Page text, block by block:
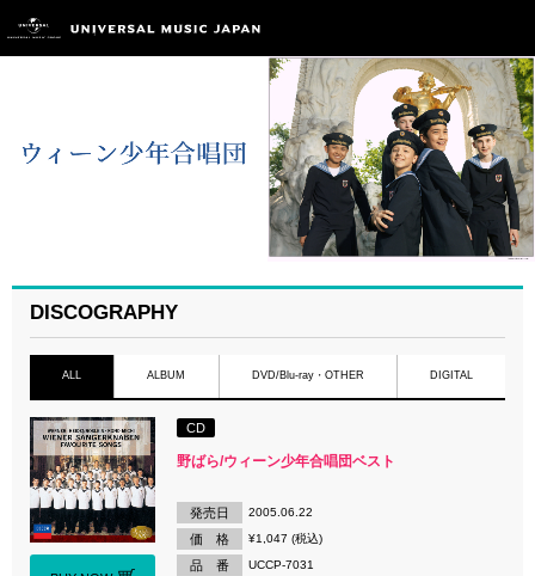
DISCOGRAPHY
ALL ALBUM DVD/Blu-ray・OTHER DIGITAL
CD
野ばら/ウィーン少年合唱団ベスト
発売日 2005.06.22
価 格 ¥1,047 (税込)
品 番 UCCP-7031